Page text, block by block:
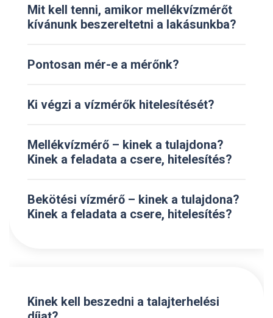
Mit kell tenni, amikor mellékvízmérőt
kívánunk beszereltetni a lakásunkba?
Pontosan mér-e a mérőnk?
Ki végzi a vízmérők hitelesítését?
Mellékvízmérő – kinek a tulajdona?
Kinek a feladata a csere, hitelesítés?
Bekötési vízmérő – kinek a tulajdona?
Kinek a feladata a csere, hitelesítés?
Kinek kell beszedni a talajterhelési